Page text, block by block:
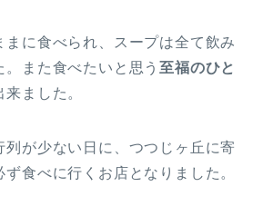
まに食べられ、スープは全て飲み
。また食べたいと思う至福のひと
ました。
列が少ない日に、つつじヶ丘に寄
食べに行くお店となりました。